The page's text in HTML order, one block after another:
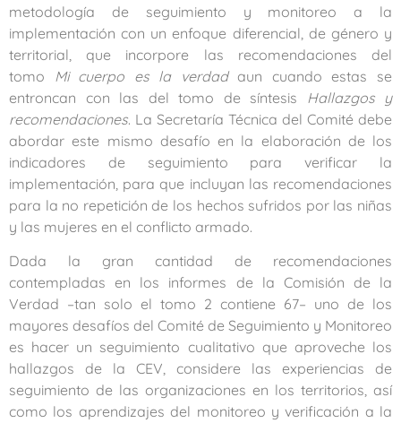
metodología de seguimiento y monitoreo a la
implementación con un enfoque diferencial, de género y
territorial, que incorpore las recomendaciones del
tomo
Mi cuerpo es la verdadaun cuando estas se
entroncan con las del tomo de síntesis
Hallazgos y
recomendaciones. La Secretaría Técnica del Comité debe
abordar este mismo desafío en la elaboración de los
indicadores de seguimiento para verificar la
implementación, para que incluyan las recomendaciones
para la no repetición de los hechos sufridos por las niñas
y las mujeres en el conflicto armado.
Dada la gran cantidad de recomendaciones
contempladas en los informes de la Comisión de la
Verdad –tan solo el tomo 2 contiene 67– uno de los
mayores desafíos del Comité de Seguimiento y Monitoreo
es hacer un seguimiento cualitativo que aproveche los
hallazgos de la CEV, considere las experiencias de
seguimiento de las organizaciones en los territorios, así
como los aprendizajes del monitoreo y verificación a la